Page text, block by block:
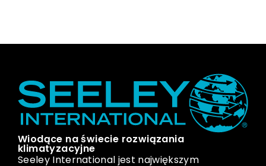
Wiodące na świecie rozwiązania
klimatyzacyjne
Seeley International jest największym